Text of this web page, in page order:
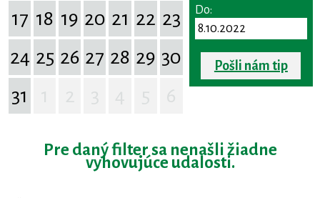
17 18 19 20 21 22 23
24 25 26 27 28 29 30
31
Do:
Pošli nám tip
Pre daný filter sa nenašli žiadne
vyhovujúce udalosti.